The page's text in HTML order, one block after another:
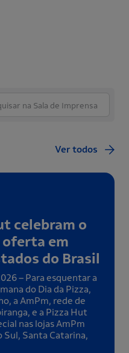
Ver todos
celebram o
oferta em
do Brasil
– Para esquentar a
do Dia da Pizza,
a AmPm, rede de
e a Pizza Hut
nas lojas AmPm
Sul, Santa Catarina,